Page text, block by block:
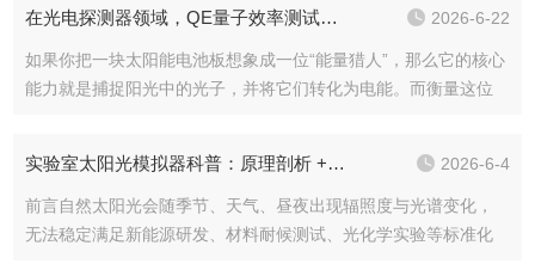
减和光谱偏移，表...
在光电探测器领域，QE量子效率测试仪可用于评估器件的灵敏度 2026-6-22
如果你把一块太阳能电池板想象成一位“能量猎人”，那么它的核心
能力就是捕捉阳光中的光子，并将它们转化为电能。而衡量这位
阳能...
实验室太阳光模拟器科普：原理剖析 + 操作细节 + 保养技巧 2026-6-4
前言自然太阳光会随季节、天气、昼夜出现辐照度与光谱变化，
无法稳定满足新能源研发、材料耐候测试、光化学实验等标准化